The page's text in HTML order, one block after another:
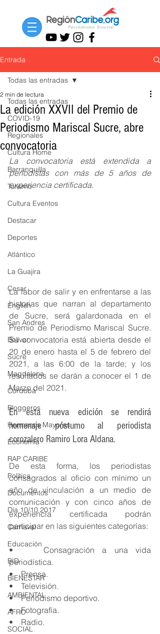
Entrada
Todas las entradas
COVID-19
Regionales
Cultura Home
Barranquilla
Turismo
Cultura Eventos
Destacar
Deportes
Atlántico
La Guajira
Cesar
English
San Andres
Bolívar
Sucre
Magdalena
Córdoba
Bloggeros
Hermanos Mayores
Economía
RAP CARIBE
Política
Documentos
Día 10/10 2017
Carnaval
Educación
BID
BIENESTAR
AMBIENTAL
AFRO
SOCIAL
Todas las entradas
La edición XXVII del Premio de
Periodismo Mariscal Sucre, abre
convocatoria
2 min de lectura
La convocatoria está extendida a
periodistas con más de 5 años de
experiencia certificada.
La labor de salir y en enfrentarse a las
historias que narran al departamento
de Sucre, será galardonada en el
Premio de Periodismo Mariscal Sucre.
Su convocatoria está abierta desde el
20 de enero hasta el 5 de febrero del
2021, a las 6:00 de la tarde; y los
resultados se darán a conocer el 1 de
Marzo del 2021.
En esta nueva edición se rendirá
homenaje póstumo al periodista
corozalero Ramiro Lora Aldana.
De esta forma, los periodistas
consagrados al oficio con mínimo un
año de vinculación a un medio de
comunicación y con cinco años de
experiencia certificada podrán
participar en las siguientes categorías:
•    Consagración a una vida
periodística.
•    Prensa.
•    Televisión.
•    Periodismo deportivo.
•    Fotografía.
•    Radio.